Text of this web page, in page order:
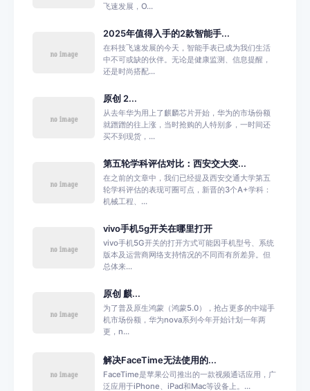
飞速发展，O...
2025年值得入手的2款智能手...
在科技飞速发展的今天，智能手表已成为我们生活
中不可或缺的伙伴。无论是健康监测、信息提醒，
还是时尚搭配...
原创 2...
从去年华为用上了麒麟芯片开始，华为的市场份额
就蹭蹭的往上涨，当时抢购的人特别多，一时间还
买不到现货，...
第五轮学科评估对比：西安交大突...
在之前的文章中，我们已经提及西安交通大学第五
轮学科评估的表现可圈可点，新晋的3个A+学科：
机械工程、...
vivo手机5g开关在哪里打开
vivo手机5G开关的打开方式可能因手机型号、系统
版本及运营商网络支持情况的不同而有所差异。但
总体来...
原创 麒...
为了普及原生鸿蒙（鸿蒙5.0），抢占更多的中端手
机市场份额，华为nova系列今年开始计划一年两
更，n...
解决FaceTime无法使用的...
FaceTime是苹果公司推出的一款视频通话应用，广
泛应用于iPhone、iPad和Mac等设备上。...